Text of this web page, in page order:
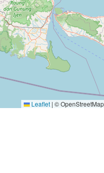
Leaflet | ©